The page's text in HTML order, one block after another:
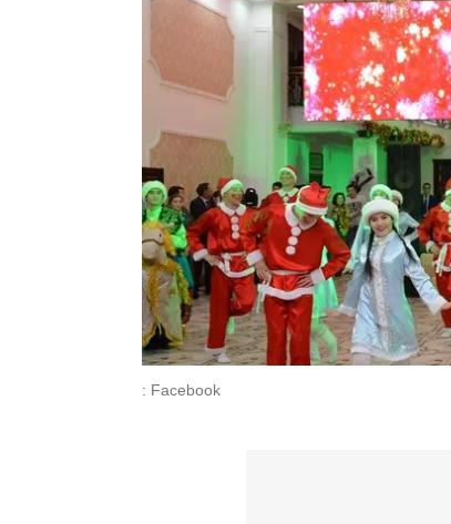
: Facebook